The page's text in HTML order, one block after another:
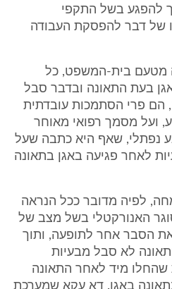
להפגע בשל התקפי
של דבר להפסקת העבודה
מטעם בית-המשפט, כל
בעת התאונה ובדבר סבל
הם פרי הסתמכות עובדתית
ועל מסמך רפואי מאוחר
תמנע נפתלי, שאף היא כתבה שעל
לאחר פגיעה באגן בתאונה
לפיה מדובר ככל הנראה
האנורקטלי בשל מצב של
הסבר אחר לתופעה, ותוך
לא סבל מבעיות
שהחלו מיד לאחר התאונה
באגן. דא עקא שמערכת